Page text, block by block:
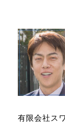
有限会社ス